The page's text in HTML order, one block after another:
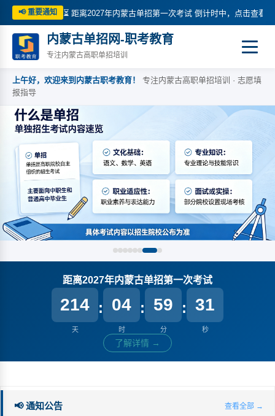
📢 重要通知 ⏳ 距离2027年内蒙古单招第一次考试 倒计时中，点击查看
内蒙古单招网-职考教育
专注内蒙古高职单招培训
上午好，欢迎来到内蒙古职考教育！
专注内蒙古高职单招培训 · 志愿填
报指导
距离2027年内蒙古单招第一次考试
214
天
: 04
时
: 59
分
: 31
秒
了解详情 →
📢 通知公告 查看全部 →